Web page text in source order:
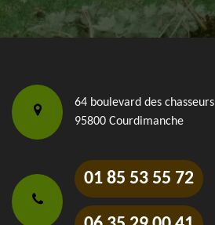
64 boulevard des chasseurs
95800 Courdimanche
01 85 53 55 72